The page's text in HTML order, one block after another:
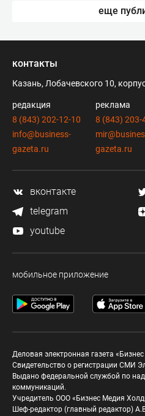
еще
контакты
Казань, Лобачевского 10,
редакция
8 (843) 202-12-10
info@business-
gazeta.ru
реклама
8 (843) 203-
gazeta.ru
вконтакте
telegram
youtube
мобильное приложение
Деловая электронная газета
Свидетельство о регистрации СМИ
Выдано федеральной службой по
коммуникаций.
Учредитель ООО «Бизнес Медия
Шеф-редактор (главный редактор)